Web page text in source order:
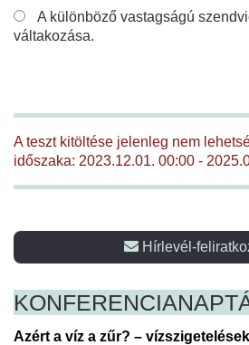
A különböző vastagságú
váltakozása.
A teszt kitöltése jelenleg nem
időszaka: 2023.12.01. 00:00 -
Hírlevél-
KONFERENCIA
Azért a víz a zűr? –